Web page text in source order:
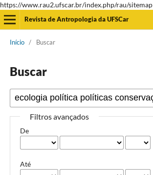
https://www.rau2.ufscar.br/index.php/rau/sitemap
Revista de Antropologia da UFSCar
Início / Buscar
Buscar
Filtros avançados
De
Até